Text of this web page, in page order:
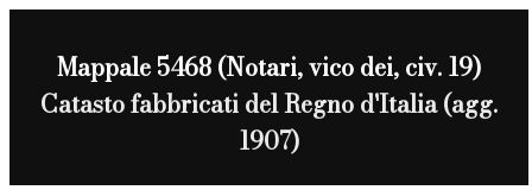
Mappale 5468 (Notari, vico dei, civ. 19)
Catasto fabbricati del Regno d'Italia (agg.
1907)